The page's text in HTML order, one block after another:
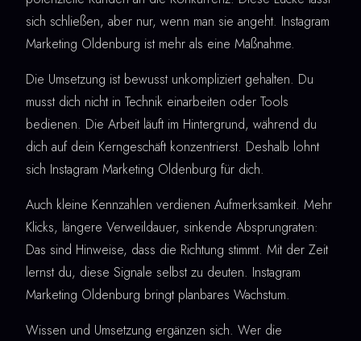
sich schließen, aber nur, wenn man sie angeht. Instagram
Marketing Oldenburg ist mehr als eine Maßnahme.
Die Umsetzung ist bewusst unkompliziert gehalten. Du
musst dich nicht in Technik einarbeiten oder Tools
bedienen. Die Arbeit läuft im Hintergrund, während du
dich auf dein Kerngeschäft konzentrierst. Deshalb lohnt
sich Instagram Marketing Oldenburg für dich.
Auch kleine Kennzahlen verdienen Aufmerksamkeit. Mehr
Klicks, längere Verweildauer, sinkende Absprungraten:
Das sind Hinweise, dass die Richtung stimmt. Mit der Zeit
lernst du, diese Signale selbst zu deuten. Instagram
Marketing Oldenburg bringt planbares Wachstum.
Wissen und Umsetzung ergänzen sich. Wer die